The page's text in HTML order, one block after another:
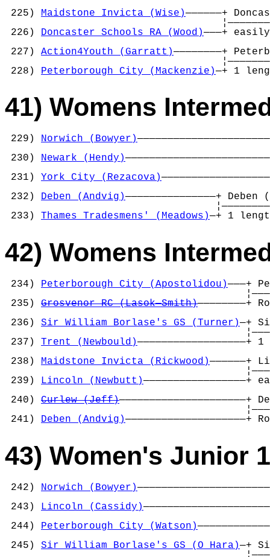
225)
Maidstone Invicta (Wise)——————+
226)
Doncaster Schools RA (Wood)———+
227) Action4Youth (Garratt)
228)
Peterborough City (Mackenzie)—+
41) Womens
229) Norwich (Bowyer)
230) Newark (Hendy)
231) York City (Rezacova)
232) Deben (Andvig)———————————————+
233) Thames Tradesmens' (Meadows)—+
42) Womens
234) Peterborough City (Apostolidou)———+
235) Grosvenor RC (Lasok—Smith)
236) Sir William Borlase's GS (Turner)—+
237) Trent (Newbould)
238) Maidstone Invicta (Rickwood)
239) Lincoln (Newbutt)
240) Curlew (Jeff)
241) Deben (Andvig)
43) Women's Junior
242) Norwich (Bowyer)
243) Lincoln (Cassidy)
244) Peterborough City (Watson)
245) Sir William Borlase's GS (O Hara)—+